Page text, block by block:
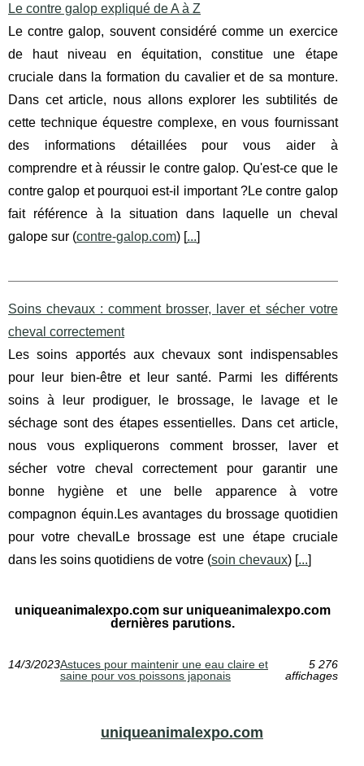
Le contre galop expliqué de A à Z
Le contre galop, souvent considéré comme un exercice
de haut niveau en équitation, constitue une étape
cruciale dans la formation du cavalier et de sa monture.
Dans cet article, nous allons explorer les subtilités de
cette technique équestre complexe, en vous fournissant
des informations détaillées pour vous aider à
comprendre et à réussir le contre galop. Qu'est-ce que le
contre galop et pourquoi est-il important ?Le contre galop
fait référence à la situation dans laquelle un cheval
galope sur (contre-galop.com) [...]
Soins chevaux : comment brosser, laver et sécher votre
cheval correctement
Les soins apportés aux chevaux sont indispensables
pour leur bien-être et leur santé. Parmi les différents
soins à leur prodiguer, le brossage, le lavage et le
séchage sont des étapes essentielles. Dans cet article,
nous vous expliquerons comment brosser, laver et
sécher votre cheval correctement pour garantir une
bonne hygiène et une belle apparence à votre
compagnon équin.Les avantages du brossage quotidien
pour votre chevalLe brossage est une étape cruciale
dans les soins quotidiens de votre (soin chevaux) [...]
uniqueanimalexpo.com sur uniqueanimalexpo.com
dernières parutions.
14/3/2023Astuces pour maintenir une eau claire et
saine pour vos poissons japonais
5 276
affichages
uniqueanimalexpo.com